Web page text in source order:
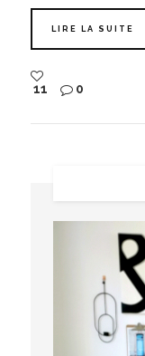
LIRE LA SUITE
11 0